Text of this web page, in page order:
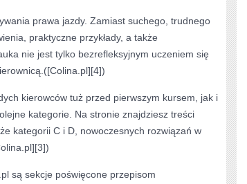
prawa jazdy. Zamiast suchego, trudnego
praktyczne przykłady, a także
nie jest tylko bezrefleksyjnym uczeniem się
kierowców tuż przed pierwszym kursem, jak i
kategorie. Na stronie znajdziesz treści
kategorii C i D, nowoczesnych rozwiązań w
są sekcje poświęcone przepisom